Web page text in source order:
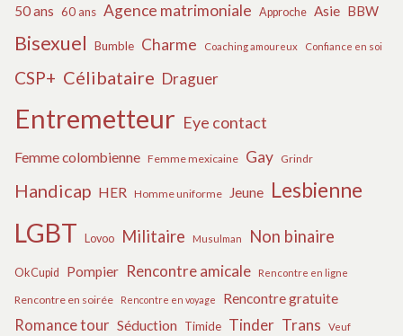
50 ans 60 ans Agence matrimoniale Approche Asie BBW
Bisexuel Bumble Charme Coaching amoureux Confiance en soi
CSP+ Célibataire Draguer
Entremetteur Eye contact
Femme colombienne Femme mexicaine Gay Grindr
Handicap HER Homme uniforme Jeune Lesbienne
LGBT Lovoo Militaire Musulman Non binaire
OkCupid Pompier Rencontre amicale Rencontre en ligne
Rencontre en soirée Rencontre en voyage Rencontre gratuite
Romance tour Séduction Timide Tinder Trans Veuf